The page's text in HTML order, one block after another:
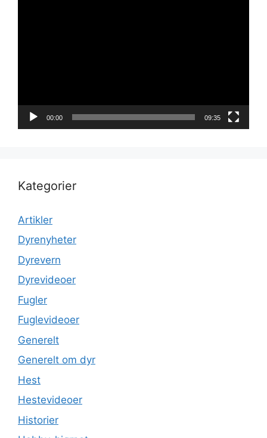
00:00 09:35
Kategorier
Artikler
Dyrenyheter
Dyrevern
Dyrevideoer
Fugler
Fuglevideoer
Generelt
Generelt om dyr
Hest
Hestevideoer
Historier